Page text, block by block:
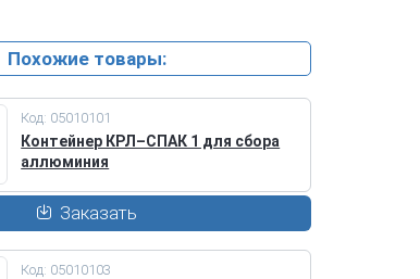
Похожие товары:
Код: 05010101
Контейнер КРЛ–СПАК 1 для сбора
аллюминия
Заказать
Код: 05010103